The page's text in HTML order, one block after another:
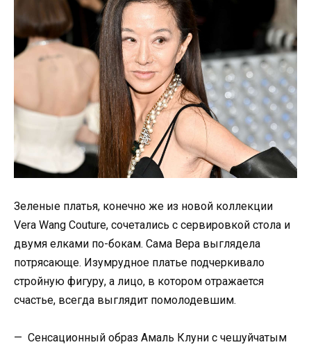
Зеленые платья, конечно же из новой коллекции
Vera Wang Couture, сочетались с сервировкой стола и
двумя елками по-бокам. Сама Вера выглядела
потрясающе. Изумрудное платье подчеркивало
стройную фигуру, а лицо, в котором отражается
счастье, всегда выглядит помолодевшим.
— Сенсационный образ Амаль Клуни с чешуйчатым